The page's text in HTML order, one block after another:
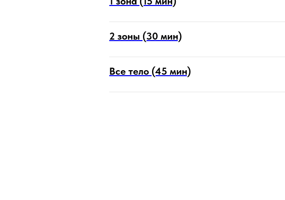
2 зоны (30 мин)
Все тело (45 мин)